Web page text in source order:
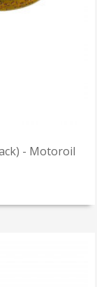
- Motoroil